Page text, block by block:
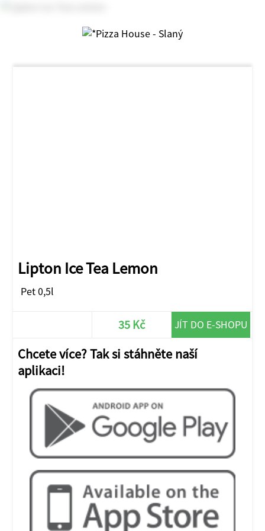
Lipton Ice Tea Lemon
Pet 0,5l
35 Kč JÍT DO E-SHOPU
Chcete více? Tak si stáhněte naší
aplikaci!